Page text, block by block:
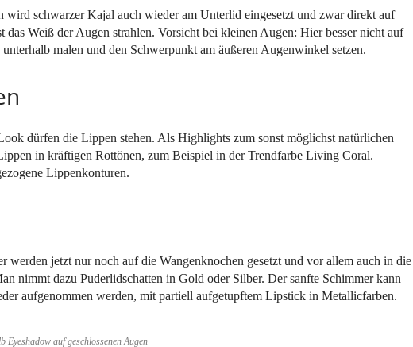
wird schwarzer Kajal auch wieder am Unterlid eingesetzt und zwar direkt auf
das Weiß der Augen strahlen. Vorsicht bei kleinen Augen: Hier besser nicht auf
malen und den Schwerpunkt am äußeren Augenwinkel setzen.
dürfen die Lippen stehen. Als Highlights zum sonst möglichst natürlichen
in kräftigen Rottönen, zum Beispiel in der Trendfarbe Living Coral.
Lippenkonturen.
werden jetzt nur noch auf die Wangenknochen gesetzt und vor allem auch in die
nimmt dazu Puderlidschatten in Gold oder Silber. Der sanfte Schimmer kann
aufgenommen werden, mit partiell aufgetupftem Lipstick in Metallicfarben.
auf geschlossenen Augen